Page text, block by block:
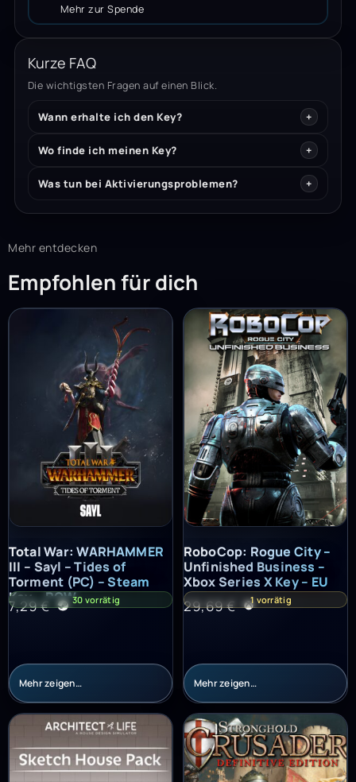
Mehr zur Spende
Kurze FAQ
Die wichtigsten Fragen auf einen Blick.
Wann erhalte ich den Key?
Wo finde ich meinen Key?
Was tun bei Aktivierungsproblemen?
Mehr entdecken
Empfohlen für dich
Total War: WARHAMMER III – Sayl – Tides of Torment (PC) –
Total War: WARHAMMER
III – Sayl – Tides of
Torment (PC) – Steam
Key – ROW
7,29€ 30 vorrätig
Mehr zeigen…
RoboCop: Rogue City –
RoboCop: Rogue City –
Unfinished Business –
Xbox Series X Key – EU
29,69€ 1 vorrätig
Mehr zeigen…